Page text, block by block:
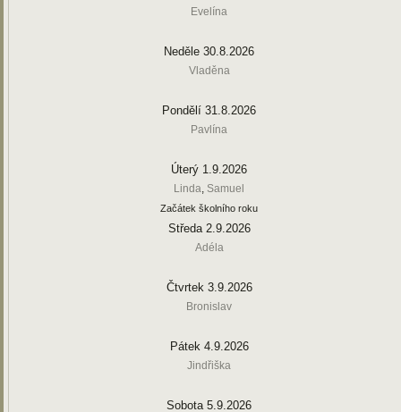
Evelína
Neděle 30.8.2026
Vladěna
Pondělí 31.8.2026
Pavlína
Úterý 1.9.2026
Linda, Samuel
Začátek školního roku
Středa 2.9.2026
Adéla
Čtvrtek 3.9.2026
Bronislav
Pátek 4.9.2026
Jindřiška
Sobota 5.9.2026